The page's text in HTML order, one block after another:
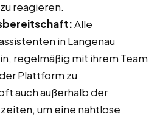
reagieren.
Alle
in Langenau
regelmäßig mit ihrem Team
Plattform zu
auch außerhalb der
um eine nahtlose